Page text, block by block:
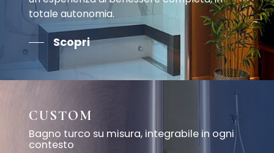
totale autonomia.
Scopri
CUSTOM
Bagno turco su misura, integrabile in ogni
contesto